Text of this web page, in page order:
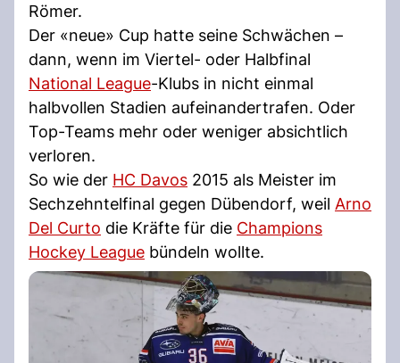
Römer.
Der «neue» Cup hatte seine Schwächen –
dann, wenn im Viertel- oder Halbfinal
National League-Klubs in nicht einmal
halbvollen Stadien aufeinandertrafen. Oder
Top-Teams mehr oder weniger absichtlich
verloren.
So wie der HC Davos 2015 als Meister im
Sechzehntelfinal gegen Dübendorf, weil Arno
Del Curto die Kräfte für die Champions
Hockey League bündeln wollte.